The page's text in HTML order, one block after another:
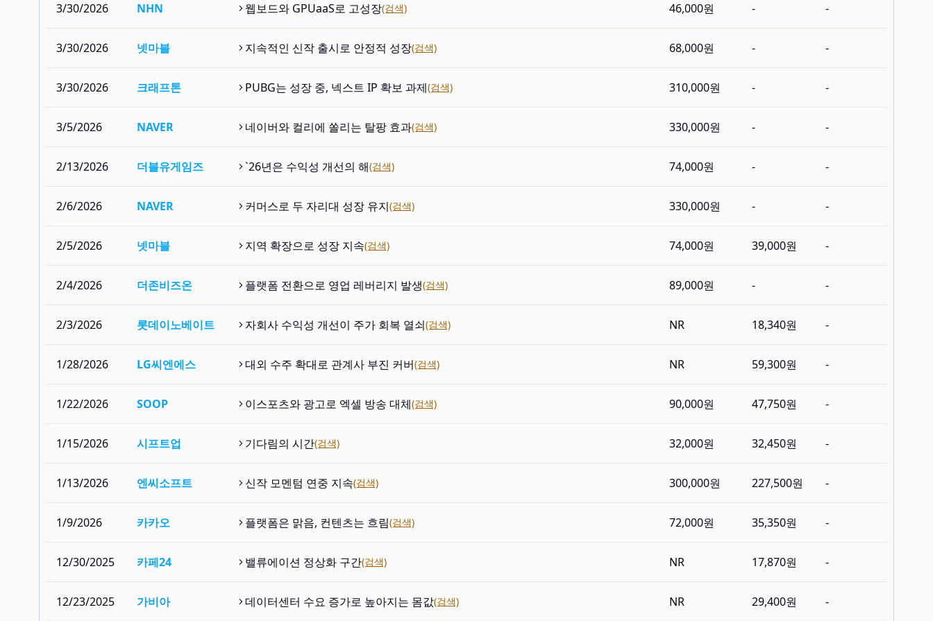
3/30/2026 NHN 웹보드와 GPUaaS로 고성장(검색) 46,000원 - -
3/30/2026 넷마블 지속적인 신작 출시로 안정적 성장(검색) 68,000원 - -
3/30/2026 크래프톤 PUBG는 성장 중, 넥스트 IP 확보 과제(검색) 310,000원 - -
3/5/2026 NAVER 네이버와 컬리에 쏠리는 탈팡 효과(검색) 330,000원 - -
2/13/2026 더블유게임즈 `26년은 수익성 개선의 해(검색) 74,000원 - -
2/6/2026 NAVER 커머스로 두 자리대 성장 유지(검색) 330,000원 - -
2/5/2026 넷마블 지역 확장으로 성장 지속(검색) 74,000원 39,000원 -
2/4/2026 더존비즈온 플랫폼 전환으로 영업 레버리지 발생(검색) 89,000원 - -
2/3/2026 롯데이노베이트 자회사 수익성 개선이 주가 회복 열쇠(검색) NR 18,340원 -
1/28/2026 LG씨엔에스 대외 수주 확대로 관계사 부진 커버(검색) NR 59,300원 -
1/22/2026 SOOP 이스포츠와 광고로 엑셀 방송 대체(검색) 90,000원 47,750원 -
1/15/2026 시프트업 기다림의 시간(검색) 32,000원 32,450원 -
1/13/2026 엔씨소프트 신작 모멘텀 연중 지속(검색) 300,000원 227,500원 -
1/9/2026 카카오 플랫폼은 맑음, 컨텐츠는 흐림(검색) 72,000원 35,350원 -
12/30/2025 카페24 밸류에이션 정상화 구간(검색) NR 17,870원 -
12/23/2025 가비아 데이터센터 수요 증가로 높아지는 몸값(검색) NR 29,400원 -